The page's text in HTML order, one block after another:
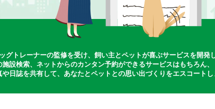
グトレーナーの監修を受け、飼い主とペットが喜ぶサービスを開発
設検索、ネットからのカンタン予約ができるサービスはもちろん、
日誌を共有して、あなたとペットとの思い出づくりをエスコートし